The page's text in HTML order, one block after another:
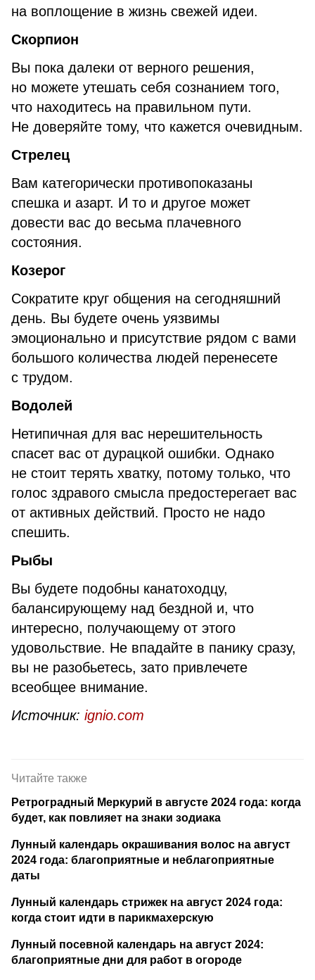
на воплощение в жизнь свежей идеи.
Скорпион
Вы пока далеки от верного решения,
но можете утешать себя сознанием того,
что находитесь на правильном пути.
Не доверяйте тому, что кажется очевидным.
Стрелец
Вам категорически противопоказаны
спешка и азарт. И то и другое может
довести вас до весьма плачевного
состояния.
Козерог
Сократите круг общения на сегодняшний
день. Вы будете очень уязвимы
эмоционально и присутствие рядом с вами
большого количества людей перенесете
с трудом.
Водолей
Нетипичная для вас нерешительность
спасет вас от дурацкой ошибки. Однако
не стоит терять хватку, потому только, что
голос здравого смысла предостерегает вас
от активных действий. Просто не надо
спешить.
Рыбы
Вы будете подобны канатоходцу,
балансирующему над бездной и, что
интересно, получающему от этого
удовольствие. Не впадайте в панику сразу,
вы не разобьетесь, зато привлечете
всеобщее внимание.
Источник: ignio.com
Читайте также
Ретроградный Меркурий в августе 2024 года: когда
будет, как повлияет на знаки зодиака
Лунный календарь окрашивания волос на август
2024 года: благоприятные и неблагоприятные
даты
Лунный календарь стрижек на август 2024 года:
когда стоит идти в парикмахерскую
Лунный посевной календарь на август 2024:
благоприятные дни для работ в огороде